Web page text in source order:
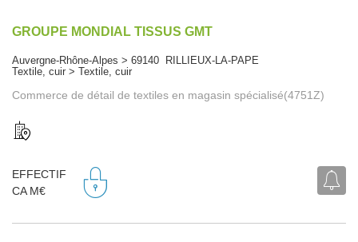
GROUPE MONDIAL TISSUS GMT
Auvergne-Rhône-Alpes > 69140 RILLIEUX-LA-PAPE
Textile, cuir > Textile, cuir
Commerce de détail de textiles en magasin spécialisé(4751Z)
EFFECTIF
CA M€